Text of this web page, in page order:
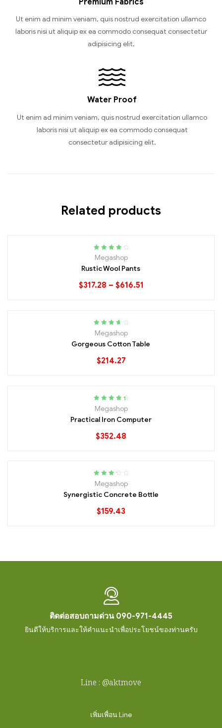
Ut enim ad minim veniam, quis nostrud exercitation ullamco
laboris nisi ut aliquip ex ea commodo consequat consectetur
adipisicing elit,
Water Proof
Ut enim ad minim veniam, quis nostrud exercitation ullamco
laboris nisi ut aliquip ex ea commodo consequat
consectetur adipisicing elit,
Related products
Rated
4.00
Megashop
Rustic Wool Pants
$317.28 – $616.51
Rated
3.80
Megashop
Gorgeous Cotton Table
$214.27
Rated
4.60
out of 5
Megashop
Practical Iron Computer
$352.48
Rated
of 5
Megashop
Synergistic Concrete Bottle
$159.43
ติดต่อสอบถามด่วน 090-971-4445
ยินดีให้บริการและให้คำแนะนำเพื่อประโยชน์ของท่านครับ
Line : @aktmove
เพิ่มเพื่อน Line